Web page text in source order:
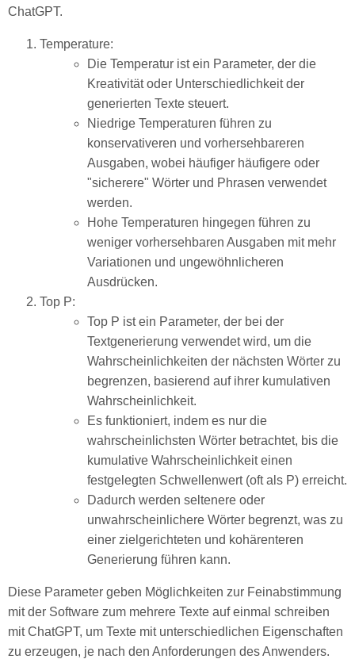
ChatGPT.
Temperature:
Die Temperatur ist ein Parameter, der die
Kreativität oder Unterschiedlichkeit der
generierten Texte steuert.
Niedrige Temperaturen führen zu
konservativeren und vorhersehbareren
Ausgaben, wobei häufiger häufigere oder
"sicherere" Wörter und Phrasen verwendet
werden.
Hohe Temperaturen hingegen führen zu
weniger vorhersehbaren Ausgaben mit mehr
Variationen und ungewöhnlicheren
Ausdrücken.
Top P:
Top P ist ein Parameter, der bei der
Textgenerierung verwendet wird, um die
Wahrscheinlichkeiten der nächsten Wörter zu
begrenzen, basierend auf ihrer kumulativen
Wahrscheinlichkeit.
Es funktioniert, indem es nur die
wahrscheinlichsten Wörter betrachtet, bis die
kumulative Wahrscheinlichkeit einen
festgelegten Schwellenwert (oft als P) erreicht.
Dadurch werden seltenere oder
unwahrscheinlichere Wörter begrenzt, was zu
einer zielgerichteten und kohärenteren
Generierung führen kann.
Diese Parameter geben Möglichkeiten zur Feinabstimmung
mit der Software zum mehrere Texte auf einmal schreiben
mit ChatGPT, um Texte mit unterschiedlichen Eigenschaften
zu erzeugen, je nach den Anforderungen des Anwenders.